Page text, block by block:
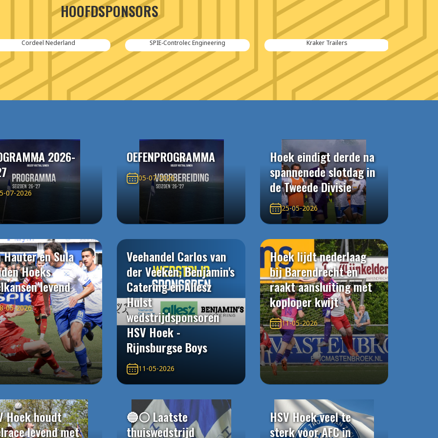
HOOFDSPONSORS
Cordeel Nederland SPIE-Controlec Engineering Kraker Trailers
2026-
07-2026
OEFENPROGRAMMA
05-07-2026
Hoek eindigt derde na
spannenede slotdag in
de Tweede Divisie
25-05-2026
Hauter en Sula
Hoeks
levend
05-2026
Veehandel Carlos van
der Veeken, Benjamin's
Catering en Allesz
Hulst
wedstrijdsponsoren
HSV Hoek -
Rijnsburgse Boys
11-05-2026
Hoek lijdt nederlaag
bij Barendrecht en
raakt aansluiting met
koploper kwijt
11-05-2026
Hoek houdt
levend met
🔵⚪️ Laatste
thuiswedstrijd
HSV Hoek veel te
sterk voor AFC in